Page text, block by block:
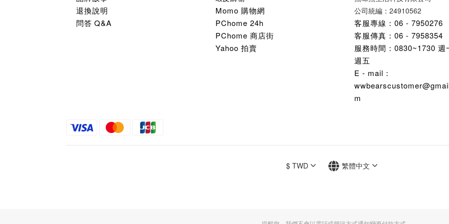
退換說明
問答 Q&A
Momo 購物網
PChome 24h
PChome 商店街
Yahoo 拍賣
公司統編：24910562
客服專線：06 - 7950276
客服傳真：06 - 7958354
服務時間：0830~1730 週
週五
E - mail：
m
$ TWD 繁體中文